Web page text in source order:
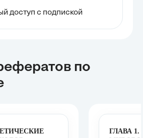
доступ с подпиской
по
ГЛАВА 1.